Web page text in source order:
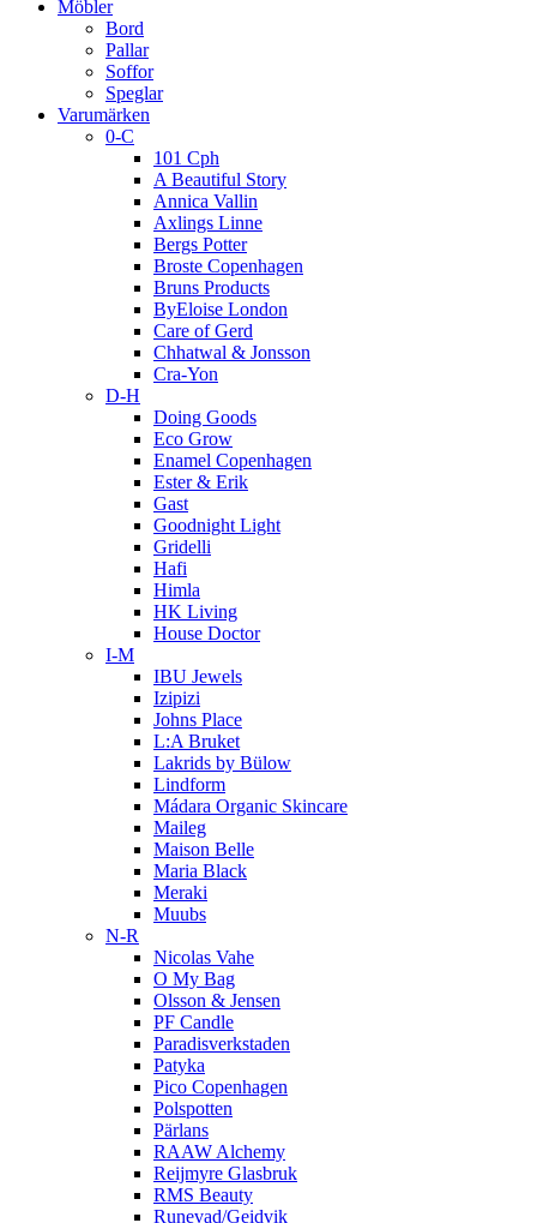
Möbler
Bord
Pallar
Soffor
Speglar
Varumärken
0-C
101 Cph
A Beautiful Story
Annica Vallin
Axlings Linne
Bergs Potter
Broste Copenhagen
Bruns Products
ByEloise London
Care of Gerd
Chhatwal & Jonsson
Cra-Yon
D-H
Doing Goods
Eco Grow
Enamel Copenhagen
Ester & Erik
Gast
Goodnight Light
Gridelli
Hafi
Himla
HK Living
House Doctor
I-M
IBU Jewels
Izipizi
Johns Place
L:A Bruket
Lakrids by Bülow
Lindform
Mádara Organic Skincare
Maileg
Maison Belle
Maria Black
Meraki
Muubs
N-R
Nicolas Vahe
O My Bag
Olsson & Jensen
PF Candle
Paradisverkstaden
Patyka
Pico Copenhagen
Polspotten
Pärlans
RAAW Alchemy
Reijmyre Glasbruk
RMS Beauty
Runevad/Geidvik